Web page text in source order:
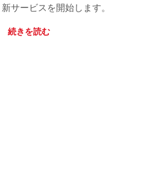
サービスを開始します。
続きを読む